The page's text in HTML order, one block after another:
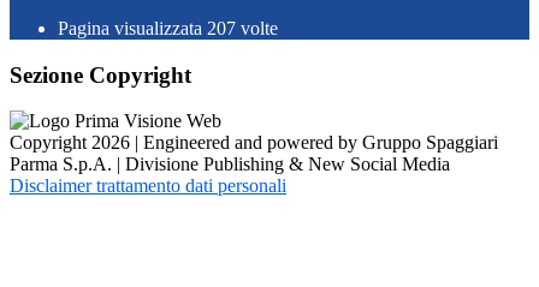
Pagina visualizzata 207 volte
Sezione Copyright
Copyright 2026 | Engineered and powered by Gruppo Spaggiari
Parma S.p.A. | Divisione Publishing & New Social Media
Disclaimer trattamento dati personali